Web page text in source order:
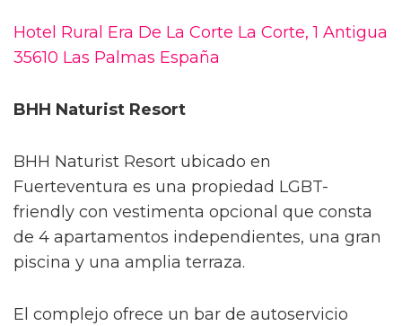
Hotel Rural Era De La Corte La Corte, 1 Antigua
35610 Las Palmas España
BHH Naturist Resort
BHH Naturist Resort ubicado en
Fuerteventura es una propiedad LGBT-
friendly con vestimenta opcional que consta
de 4 apartamentos independientes, una gran
piscina y una amplia terraza.
El complejo ofrece un bar de autoservicio